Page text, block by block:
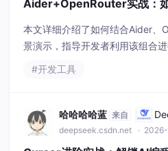
Aider+OpenRouter实战：
本文详细介绍了如何结合Aider、
景演示，指导开发者利用该组合
#开发工具
哈哈哈哈蓝 来自
deepseek.csdn.net ·